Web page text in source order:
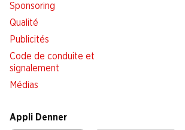
Sponsoring
Qualité
Publicités
Code de conduite et
signalement
Médias
Appli Denner